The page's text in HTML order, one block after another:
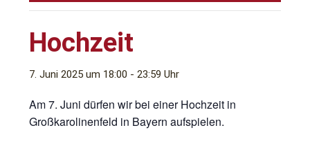
Hochzeit
7. Juni 2025 um 18:00 - 23:59
Am 7. Juni dürfen wir bei einer Hochzeit in
Großkarolinenfeld in Bayern aufspielen.